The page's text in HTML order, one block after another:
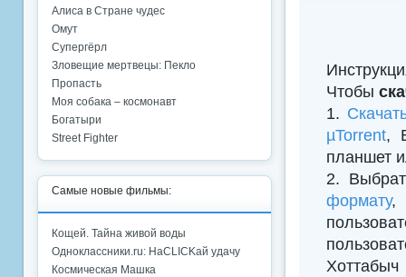
Чтобы
1.
µTorrent,
планшет
2.
формату,
Алиса в Стране чудес
Омут
Супергёрл
Зловещие мертвецы: Пекло
Пропасть
Моя собака – космонавт
Богатыри
Street Fighter
Самые новые фильмы:
Кощей. Тайна живой воды
Одноклассники.ru: НаCLICKай удачу
Космическая Машка